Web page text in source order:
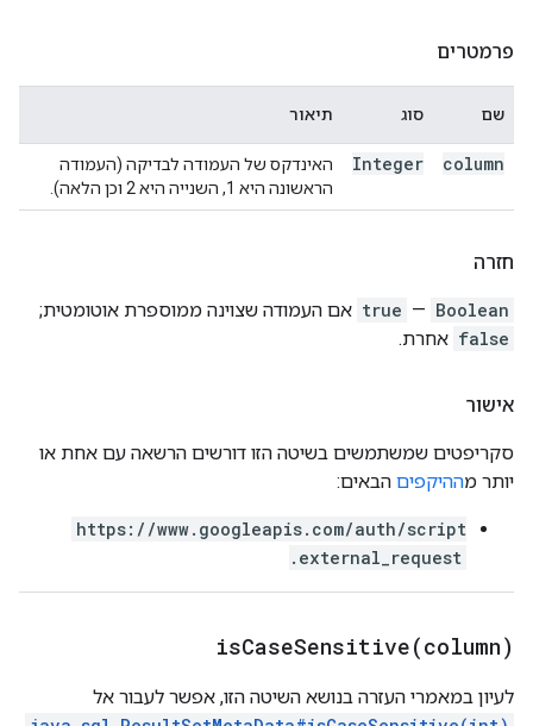
פרמטרים
שם סוג תיאור
column
Integer
האינדקס של העמודה לבדיקה (העמודה
הראשונה היא 1, השנייה היא 2 וכן הלאה).
חזרה
Boolean
—
true אם העמודה שצוינה ממוספרת אוטומטית;
false אחרת.
אישור
סקריפטים שמשתמשים בשיטה הזו דורשים הרשאה עם אחת או
יותר מההיקפים הבאים:
https://www.googleapis.com/auth/script
.external_request
isCaseSensitive(column)
לעיון במאמרי העזרה בנושא השיטה הזו, אפשר לעבור אל